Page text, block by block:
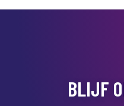
BLIJF